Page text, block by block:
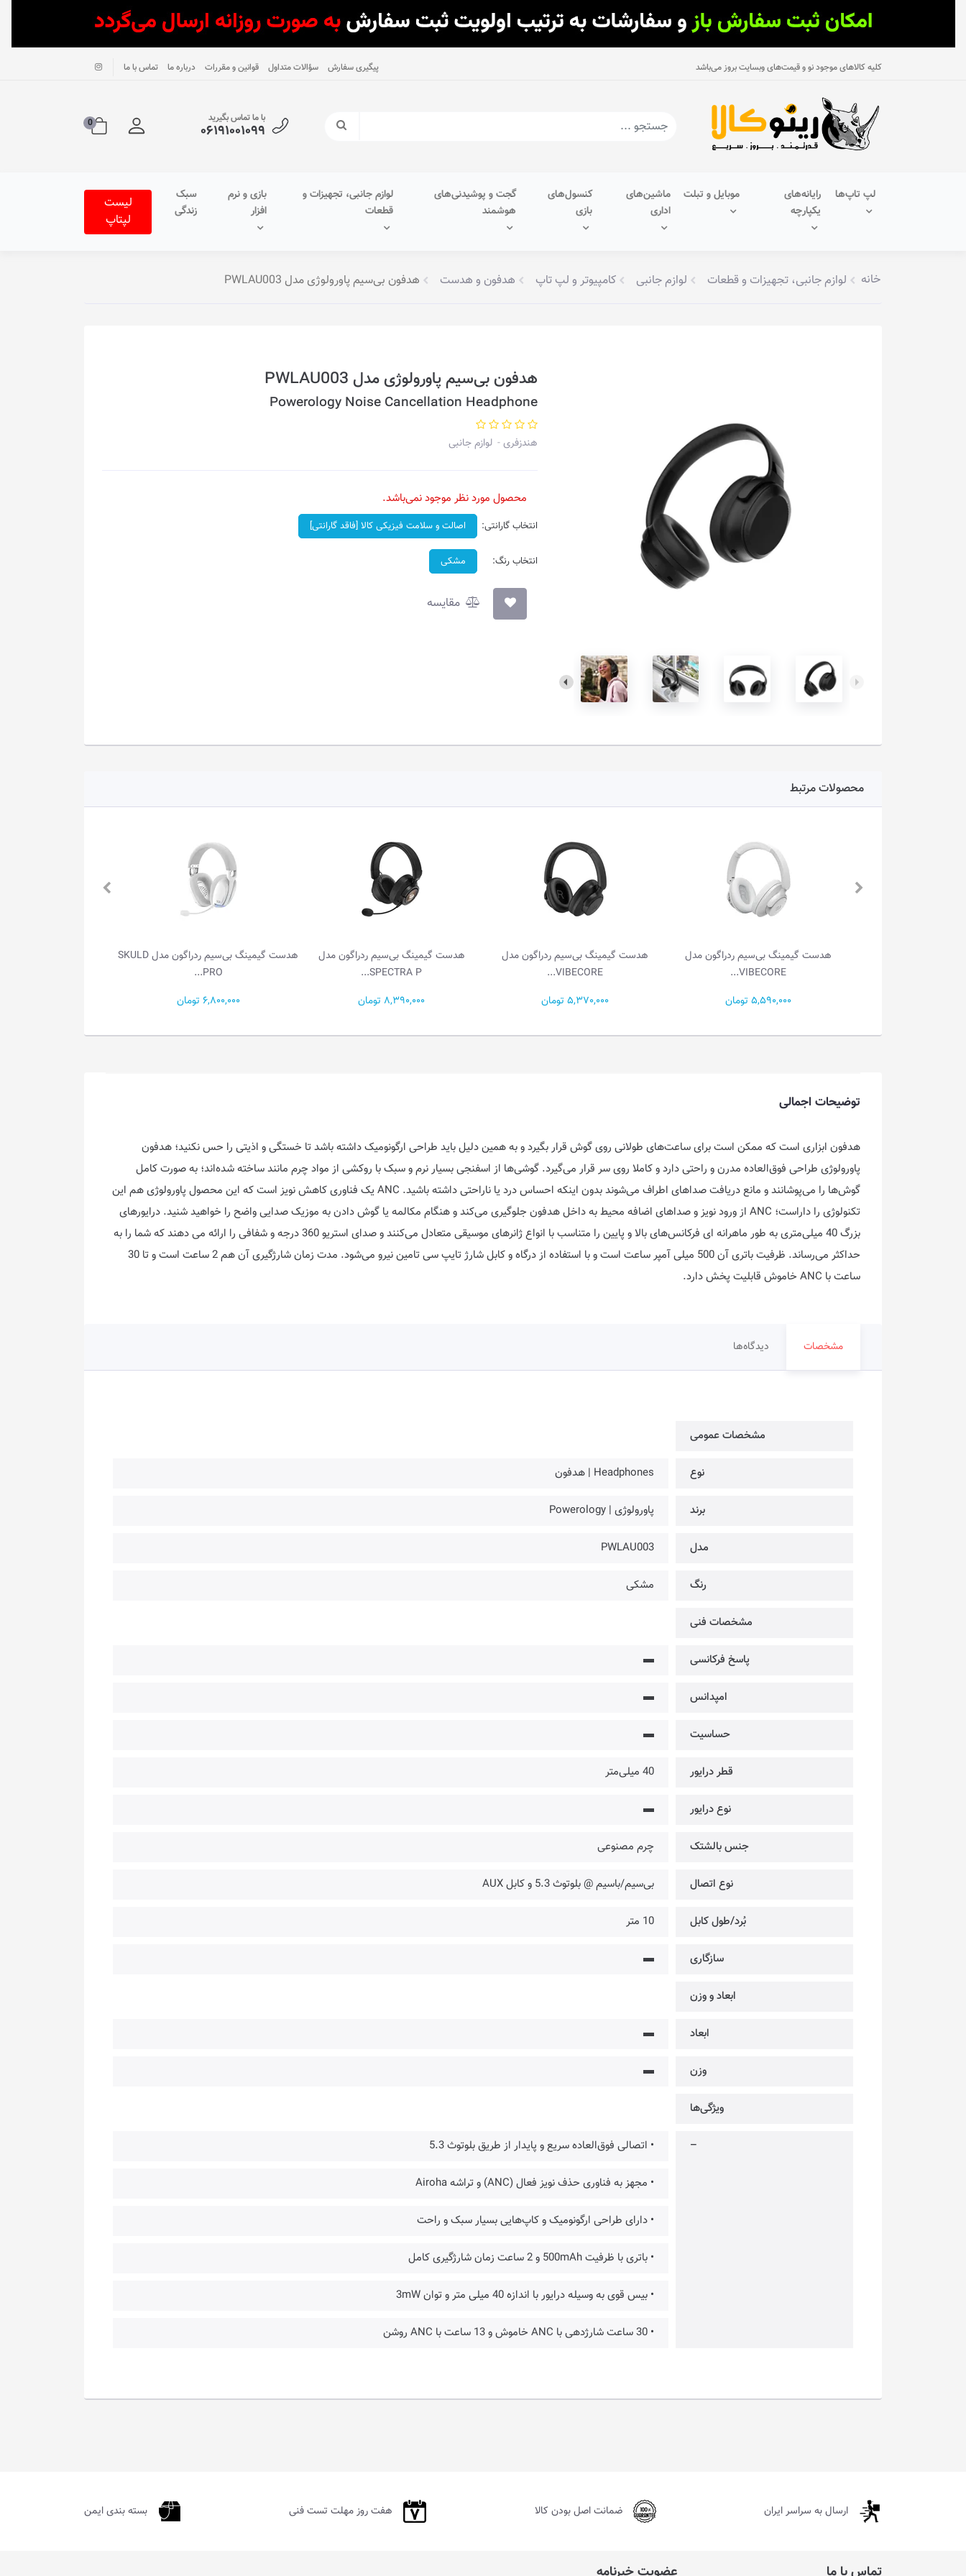
کلیه کالاهای موجود نو و قیمت‌های وبسایت بروز می‌باشد پیگیری سفارش سؤالات متداول قوانین و مقررات درباره ما تماس با ما
با ما تماس بگیرید
۰۶۱۹۱۰۰۱۰۹۹ 0
لپ تاپ‌ها
رایانه‌های
یکپارچه
موبایل و تبلت
ماشین‌های
اداری
کنسول‌های
بازی
گجت و پوشیدنی‌های
هوشمند
لوازم جانبی، تجهیزات و
قطعات
بازی و نرم
افزار
سبک
زندگی
لیست
لپتاپ
خانه لوازم جانبی، تجهیزات و قطعات لوازم جانبی کامپیوتر و لپ تاپ هدفون و هدست هدفون بی‌سیم پاورولوژی مدل PWLAU003
هدفون بی‌سیم پاورولوژی مدل PWLAU003
Powerology Noise Cancellation Headphone
هندزفری لوازم جانبی
محصول مورد نظر موجود نمی‌باشد.
انتخاب گارانتی: اصالت و سلامت فیزیکی کالا [فاقد گارانتی]
انتخاب رنگ: مشکی
مقایسه
محصولات مرتبط
هدست گیمینگ بی‌سیم ردراگون مدل
VIBECORE...
5,370,000 تومان
هدست گیمینگ بی‌سیم ردراگون مدل
SPECTRA P...
8,390,000 تومان
هدست گیمینگ بی‌سیم ردراگون مدل SKULD
PRO...
6,800,000 تومان
هدست گیمینگ بی‌سیم ردراگون مدل SKULD
PRO...
6,900,000 تومان
توضیحات اجمالی
هدفون ابزاری است که ممکن است برای ساعت‌های طولانی روی گوش قرار بگیرد و به همین دلیل باید طراحی ارگونومیک داشته باشد تا خستگی و اذیتی را حس نکنید؛ هدفون
پاورولوژی طراحی فوق‌العاده مدرن و راحتی دارد و کاملا روی سر قرار می‌گیرد. گوشی‌ها از اسفنجی بسیار نرم و سبک با روکشی از مواد چرم مانند ساخته شده‌اند؛ به صورت کامل
گوش‌ها را می‌پوشانند و مانع دریافت صداهای اطراف می‌شوند بدون اینکه احساس درد یا ناراحتی داشته باشید. ANC یک فناوری کاهش نویز است که این محصول پاورولوژی هم این
تکنولوژی را داراست؛ ANC از ورود نویز و صداهای اضافه محیط به داخل هدفون جلوگیری می‌کند و هنگام مکالمه یا گوش دادن به موزیک صدایی واضح را خواهید شنید. درایورهای
بزرگ 40 میلی‌متری به طور ماهرانه ای فرکانس‌های بالا و پایین را متناسب با انواع ژانرهای موسیقی متعادل می‌کنند و صدای استریو 360 درجه و شفافی را ارائه می دهند که شما را به
حداکثر می‌رساند. ظرفیت باتری آن 500 میلی آمپر ساعت است و با استفاده از درگاه و کابل شارژ تایپ سی تامین نیرو می‌شود. مدت زمان شارژگیری آن هم 2 ساعت است و تا 30
ساعت با ANC خاموش قابلیت پخش دارد.
مشخصات دیدگاه‌ها
مشخصات عمومی
نوع Headphones | هدفون
برند پاورولوژی | Powerology
مدل PWLAU003
رنگ مشکی
مشخصات فنی
پاسخ فرکانسی ▬
امپدانس ▬
حساسیت ▬
قطر درایور 40 میلی‌متر
نوع درایور ▬
جنس بالشتک چرم مصنوعی
نوع اتصال بی‌سیم/با‌سیم @ بلوتوث 5.3 و کابل AUX
بُرد/طول کابل 10 متر
سازگاری ▬
ابعاد و وزن
ابعاد ▬
وزن ▬
ویژگی‌ها
– • اتصالی فوق‌العاده سریع و پایدار از طریق بلوتوث 5.3
• مجهز به فناوری حذف نویز فعال (ANC) و تراشه Airoha
• دارای طراحی ارگونومیک و کاپ‌هایی بسیار سبک و راحت
• باتری با ظرفیت 500mAh و 2 ساعت زمان شارژگیری کامل
• بیس قوی به وسیله درایور با اندازه 40 میلی متر و توان 3mW
• 30 ساعت شارژدهی با ANC خاموش و 13 ساعت با ANC روشن
ارسال به سراسر ایران ضمانت اصل بودن کالا هفت روز مهلت تست فنی بسته بندی ایمن